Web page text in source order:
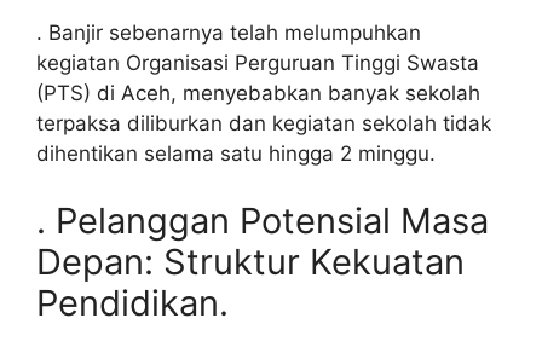
. Banjir sebenarnya telah melumpuhkan
kegiatan Organisasi Perguruan Tinggi Swasta
(PTS) di Aceh, menyebabkan banyak sekolah
terpaksa diliburkan dan kegiatan sekolah tidak
dihentikan selama satu hingga 2 minggu.
. Pelanggan Potensial Masa
Depan: Struktur Kekuatan
Pendidikan.